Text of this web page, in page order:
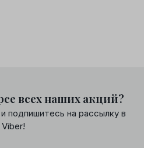
всех наших акций?
подпишитесь на рассылку в
Viber!